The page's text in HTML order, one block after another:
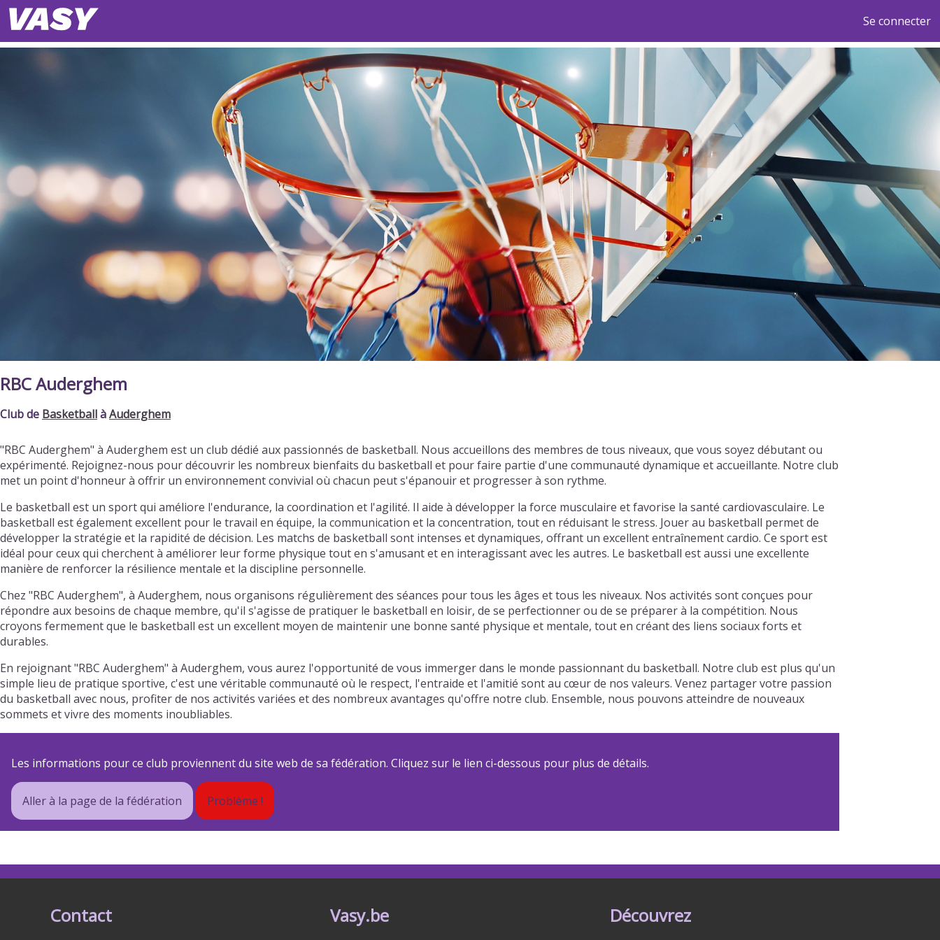
Se connecter
RBC Auderghem
Club de BasketballàAuderghem
"RBC Auderghem" à Auderghem est un club dédié aux passionnés de basketball. Nous accueillons des membres de tous niveaux, que vous soyez débutant ou
expérimenté. Rejoignez-nous pour découvrir les nombreux bienfaits du basketball et pour faire partie d'une communauté dynamique et accueillante. Notre club
met un point d'honneur à offrir un environnement convivial où chacun peut s'épanouir et progresser à son rythme.
Le basketball est un sport qui améliore l'endurance, la coordination et l'agilité. Il aide à développer la force musculaire et favorise la santé cardiovasculaire. Le
basketball est également excellent pour le travail en équipe, la communication et la concentration, tout en réduisant le stress. Jouer au basketball permet de
développer la stratégie et la rapidité de décision. Les matchs de basketball sont intenses et dynamiques, offrant un excellent entraînement cardio. Ce sport est
idéal pour ceux qui cherchent à améliorer leur forme physique tout en s'amusant et en interagissant avec les autres. Le basketball est aussi une excellente
manière de renforcer la résilience mentale et la discipline personnelle.
Chez "RBC Auderghem", à Auderghem, nous organisons régulièrement des séances pour tous les âges et tous les niveaux. Nos activités sont conçues pour
répondre aux besoins de chaque membre, qu'il s'agisse de pratiquer le basketball en loisir, de se perfectionner ou de se préparer à la compétition. Nous
croyons fermement que le basketball est un excellent moyen de maintenir une bonne santé physique et mentale, tout en créant des liens sociaux forts et
durables.
En rejoignant "RBC Auderghem" à Auderghem, vous aurez l'opportunité de vous immerger dans le monde passionnant du basketball. Notre club est plus qu'un
simple lieu de pratique sportive, c'est une véritable communauté où le respect, l'entraide et l'amitié sont au cœur de nos valeurs. Venez partager votre passion
du basketball avec nous, profiter de nos activités variées et des nombreux avantages qu'offre notre club. Ensemble, nous pouvons atteindre de nouveaux
sommets et vivre des moments inoubliables.
Les informations pour ce club proviennent du site web de sa fédération. Cliquez sur le lien ci-dessous pour plus de détails.
Aller à la page de la fédération Problème !
Contact Vasy.be Découvrez